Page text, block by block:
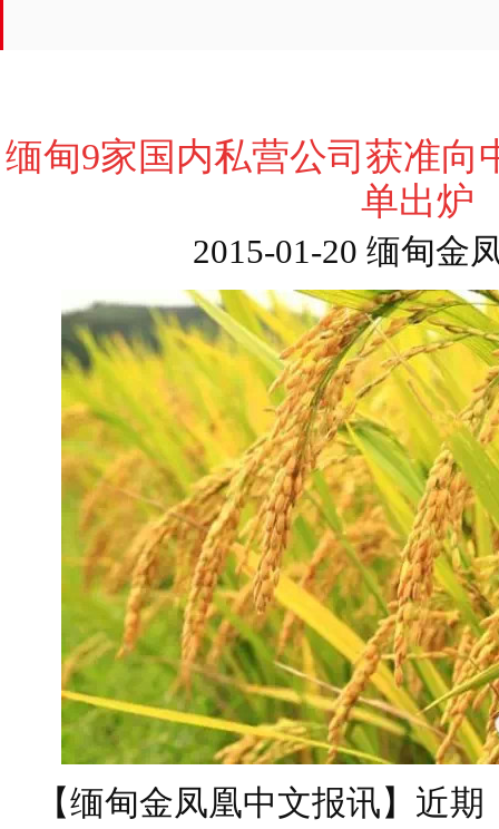
缅甸9家国内私营公司获准向
单出炉
2015-01-20 缅甸金
【缅甸金凤凰中文报讯】近期